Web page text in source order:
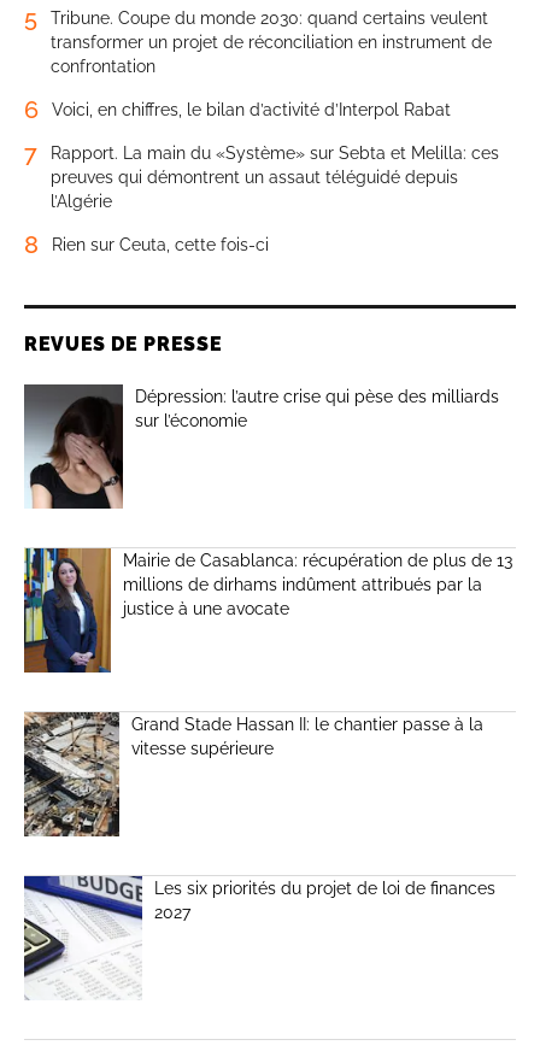
5
Tribune. Coupe du monde 2030: quand certains veulent
transformer un projet de réconciliation en instrument de
confrontation
6 Voici, en chiffres, le bilan d’activité d’Interpol Rabat
7
Rapport. La main du «Système» sur Sebta et Melilla: ces
preuves qui démontrent un assaut téléguidé depuis
l’Algérie
8 Rien sur Ceuta, cette fois-ci
REVUES DE PRESSE
Dépression: l’autre crise qui pèse des milliards
sur l’économie
Mairie de Casablanca: récupération de plus de 13
millions de dirhams indûment attribués par la
justice à une avocate
Grand Stade Hassan II: le chantier passe à la
vitesse supérieure
Les six priorités du projet de loi de finances
2027